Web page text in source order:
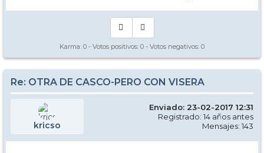
Karma: 0 - Votos positivos: 0 - Votos negativos: 0
Re: OTRA DE CASCO-PERO CON VISERA
kricso
Enviado: 23-02-2017 12:31
Registrado: 14 años antes
Mensajes: 143